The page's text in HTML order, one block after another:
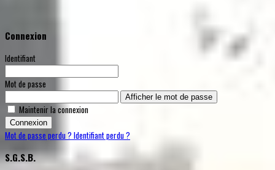
Connexion
Identifiant
Mot de passe
Afficher le mot de passe
Maintenir la connexion
Connexion
Mot de passe perdu ? Identifiant perdu ?
S.G.S.B.